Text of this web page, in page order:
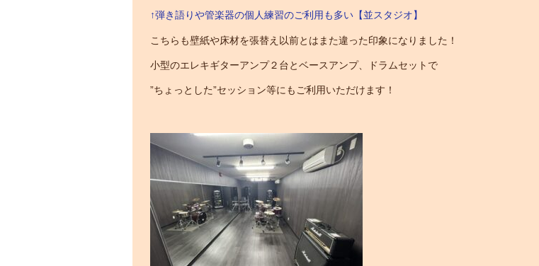
↑弾き語りや管楽器の個人練習のご利用も多い【並スタジオ】
こちらも壁紙や床材を張替え以前とはまた違った印象になりました！
小型のエレキギターアンプ２台とベースアンプ、ドラムセットで
”ちょっとした”セッション等にもご利用いただけます！